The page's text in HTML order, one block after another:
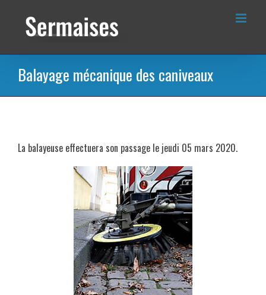
contenu
Balayage mécanique des caniveaux
La balayeuse effectuera son passage le jeudi 05 mars 2020.